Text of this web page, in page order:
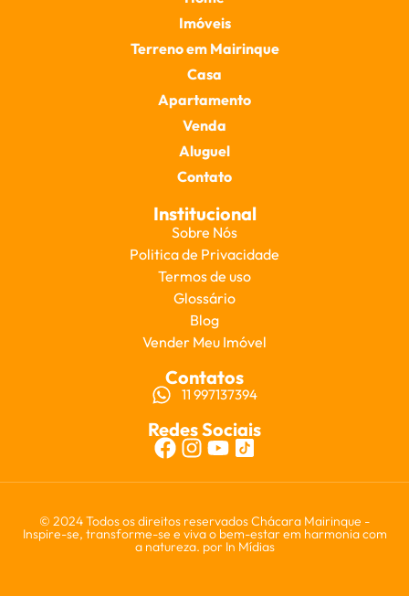
Imóveis
Terreno em Mairinque
Casa
Apartamento
Venda
Aluguel
Contato
Institucional
Sobre Nós
Politica de Privacidade
Termos de uso
Glossário
Blog
Vender Meu Imóvel
Contatos
11 997137394
Redes Sociais
© 2024 Todos os direitos reservados Chácara Mairinque -
Inspire-se, transforme-se e viva o bem-estar em harmonia com
a natureza. por In Mídias